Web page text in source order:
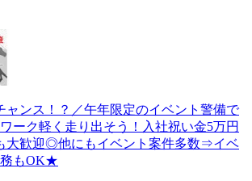
ャンス！？／午年限定のイベント警備で
ーク軽く走り出そう！入社祝い金5万円
大歓迎◎他にもイベント案件多数⇒イベ
務もOK★